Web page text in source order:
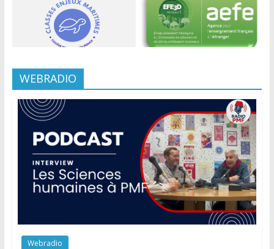
WEBRADIO
Webradio